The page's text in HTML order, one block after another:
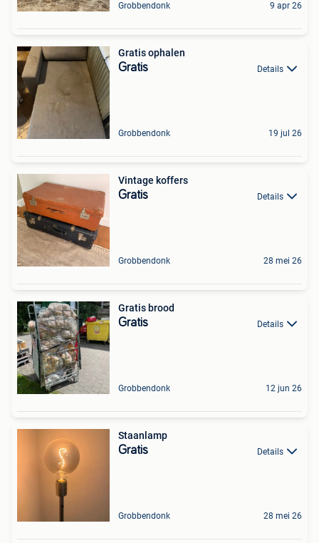
Grobbendonk 9 apr 26
Gratis ophalen
Gratis Details
Grobbendonk 19 jul 26
Vintage koffers
Gratis Details
Grobbendonk 28 mei 26
Gratis brood
Gratis Details
Grobbendonk 12 jun 26
Staanlamp
Gratis Details
Grobbendonk 28 mei 26